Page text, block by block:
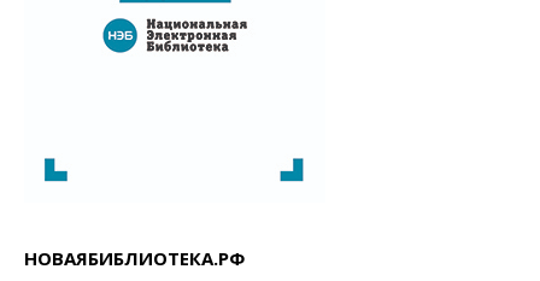
НОВАЯБИБЛИОТЕКА.РФ